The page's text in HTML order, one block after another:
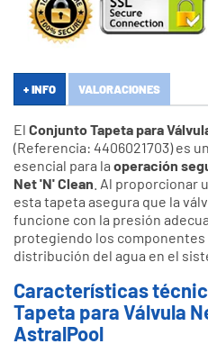
+ INFO VALORACIONES
El Conjunto Tapeta para
(Referencia: 4406021703) es
esencial para la operación
Net 'N' Clean . Al proporcionar
esta tapeta asegura que la
funcione con la presión
protegiendo los
distribución del agua en el
Características
Tapeta para Válvula
AstralPool